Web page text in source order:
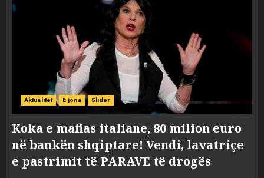
Aktualitet E jona Slider
Koka e mafias italiane, 80 milion euro
në bankën shqiptare! Vendi, lavatriçe
e pastrimit të PARAVE të drogës